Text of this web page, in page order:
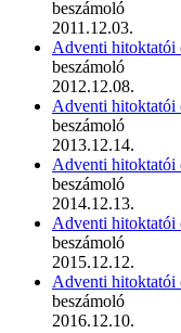
beszámoló
2011.12.03.
Adventi hitoktatói
beszámoló
2012.12.08.
Adventi hitoktatói
beszámoló
2013.12.14.
Adventi hitoktatói
beszámoló
2014.12.13.
Adventi hitoktatói
beszámoló
2015.12.12.
Adventi hitoktatói
beszámoló
2016.12.10.